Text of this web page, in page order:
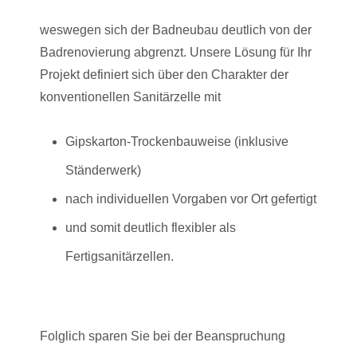
weswegen sich der Badneubau deutlich von der
Badrenovierung abgrenzt. Unsere Lösung für Ihr
Projekt definiert sich über den Charakter der
konventionellen Sanitärzelle mit
Gipskarton-Trockenbauweise (inklusive
Ständerwerk)
nach individuellen Vorgaben vor Ort gefertigt
und somit deutlich flexibler als
Fertigsanitärzellen.
Folglich sparen Sie bei der Beanspruchung